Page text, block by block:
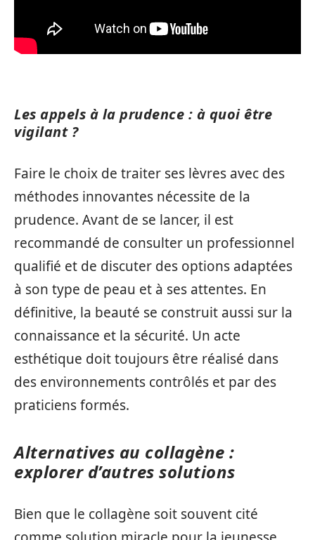
Les appels à la prudence : à quoi être
vigilant ?
Faire le choix de traiter ses lèvres avec des
méthodes innovantes nécessite de la
prudence. Avant de se lancer, il est
recommandé de consulter un professionnel
qualifié et de discuter des options adaptées
à son type de peau et à ses attentes. En
définitive, la beauté se construit aussi sur la
connaissance et la sécurité. Un acte
esthétique doit toujours être réalisé dans
des environnements contrôlés et par des
praticiens formés.
Alternatives au collagène :
explorer d’autres solutions
Bien que le collagène soit souvent cité